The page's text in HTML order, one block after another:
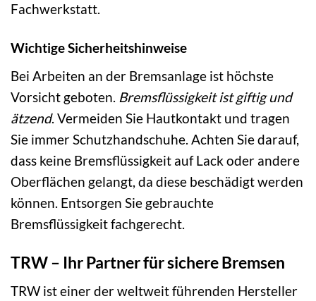
Fachwerkstatt.
Wichtige Sicherheitshinweise
Bei Arbeiten an der Bremsanlage ist höchste
Vorsicht geboten. Bremsflüssigkeit ist giftig und
ätzend. Vermeiden Sie Hautkontakt und tragen
Sie immer Schutzhandschuhe. Achten Sie darauf,
dass keine Bremsflüssigkeit auf Lack oder andere
Oberflächen gelangt, da diese beschädigt werden
können. Entsorgen Sie gebrauchte
Bremsflüssigkeit fachgerecht.
TRW – Ihr Partner für sichere Bremsen
TRW ist einer der weltweit führenden Hersteller